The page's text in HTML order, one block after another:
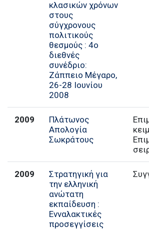
κλασικών χρόνων
στους
σύγχρονους
πολιτικούς
θεσμούς : 4ο
διεθνές
συνέδριο:
Ζάππειο Μέγαρο,
26-28 Ιουνίου
2008
2009
Πλάτωνος
Απολογία
Σωκράτους
2009
Στρατηγική για
την ελληνική
ανώτατη
εκπαίδευση :
Ενναλακτικές
προσεγγίσεις